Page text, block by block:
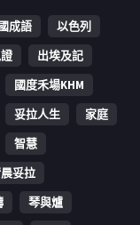
成語
以色列
出埃及記
國度禾場KHM
妥拉人生
家庭
智慧
妥拉
琴與爐